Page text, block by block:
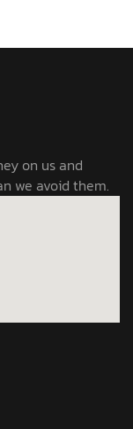
on us and
we avoid them.